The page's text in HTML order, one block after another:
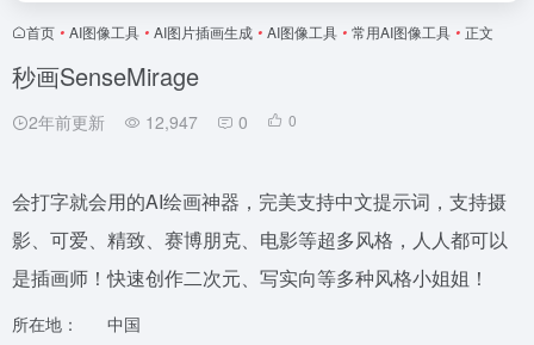
首页 • AI图像工具 • AI图片插画生成 • AI图像工具 • 常用AI图像工具 • 正文
秒画SenseMirage
2年前更新 12,947 0 0
会打字就会用的AI绘画神器，完美支持中文提示词，支持摄
影、可爱、精致、赛博朋克、电影等超多风格，人人都可以
是插画师！快速创作二次元、写实向等多种风格小姐姐！
所在地：
中国